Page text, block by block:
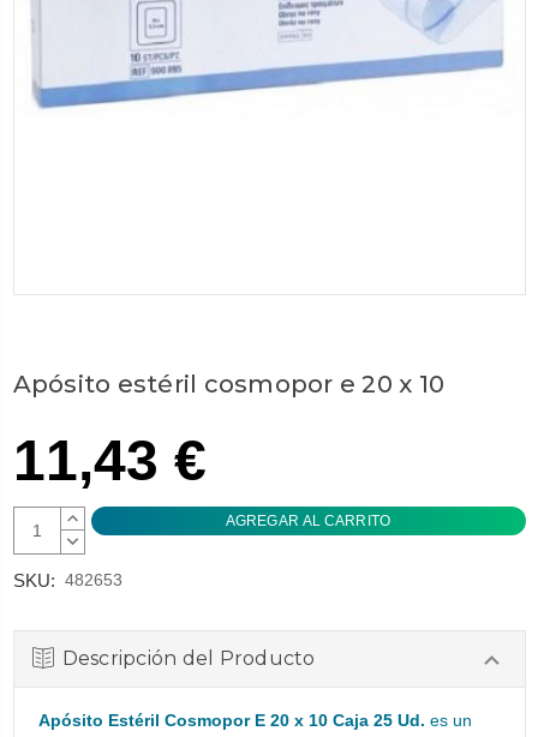
Apósito estéril cosmopor e 20 x 10
11,43 €
AUMENTAR
CANTIDAD:
DISMINUIR
SKU: 482653
Descripción del Producto
Apósito Estéril Cosmopor E 20 x 10 Caja 25 Ud. es un